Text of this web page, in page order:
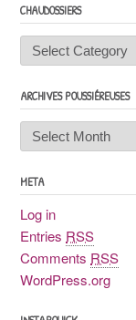
CHAUDOSSIERS
Chaudossiers
ARCHIVES POUSSIÉREUSES
Archives
poussiéreuses
META
Log in
Entries RSS
Comments RSS
WordPress.org